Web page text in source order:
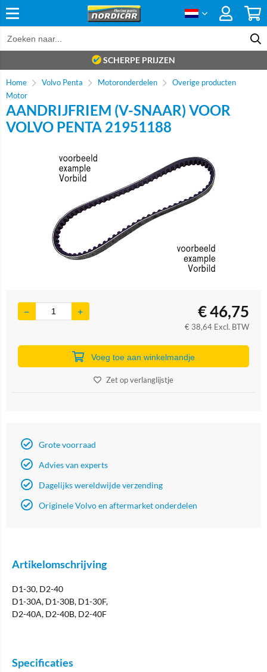
SCHERPE PRIJZEN
Home Volvo Penta Motoronderdelen
Overige producten
Motor
AANDRIJFRIEM (V-SNAAR) VOOR
VOLVO PENTA 21951188
€46,75
€ 38,64 Excl. BTW
Voeg toe aan winkelmandje
Zet op verlanglijstje
Grote voorraad
Advies van experts
Dagelijks wereldwijde verzending
Originele Volvo en aftermarket onderdelen
Artikelomschrijving
D1-30, D2-40
D1-30A, D1-30B, D1-30F,
D2-40A, D2-40B, D2-40F
Specificaties